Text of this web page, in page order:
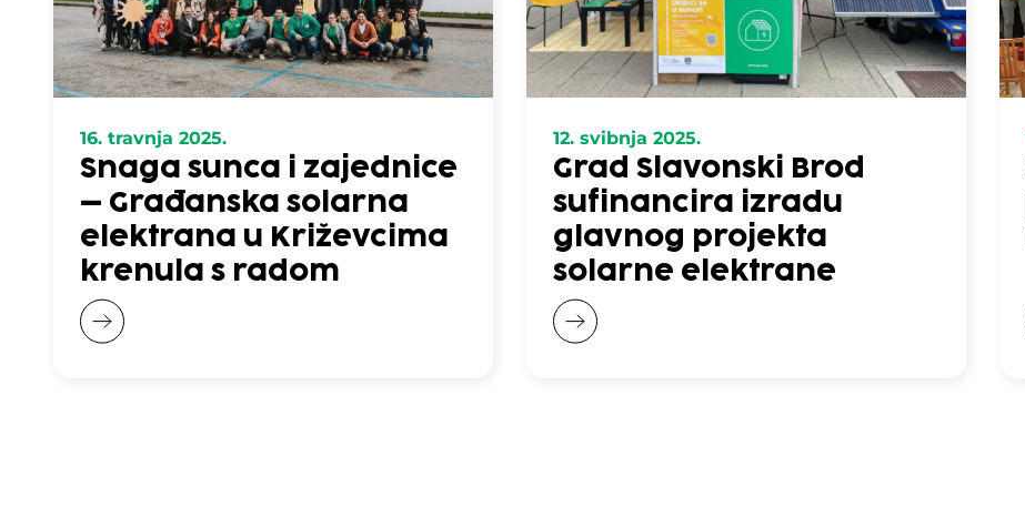
16. travnja 2025.
Snaga sunca i zajednice
– Građanska solarna
elektrana u Križevcima
krenula s radom
12. svibnja 2025.
Grad Slavonski Brod
sufinancira izradu
glavnog projekta
solarne elektrane